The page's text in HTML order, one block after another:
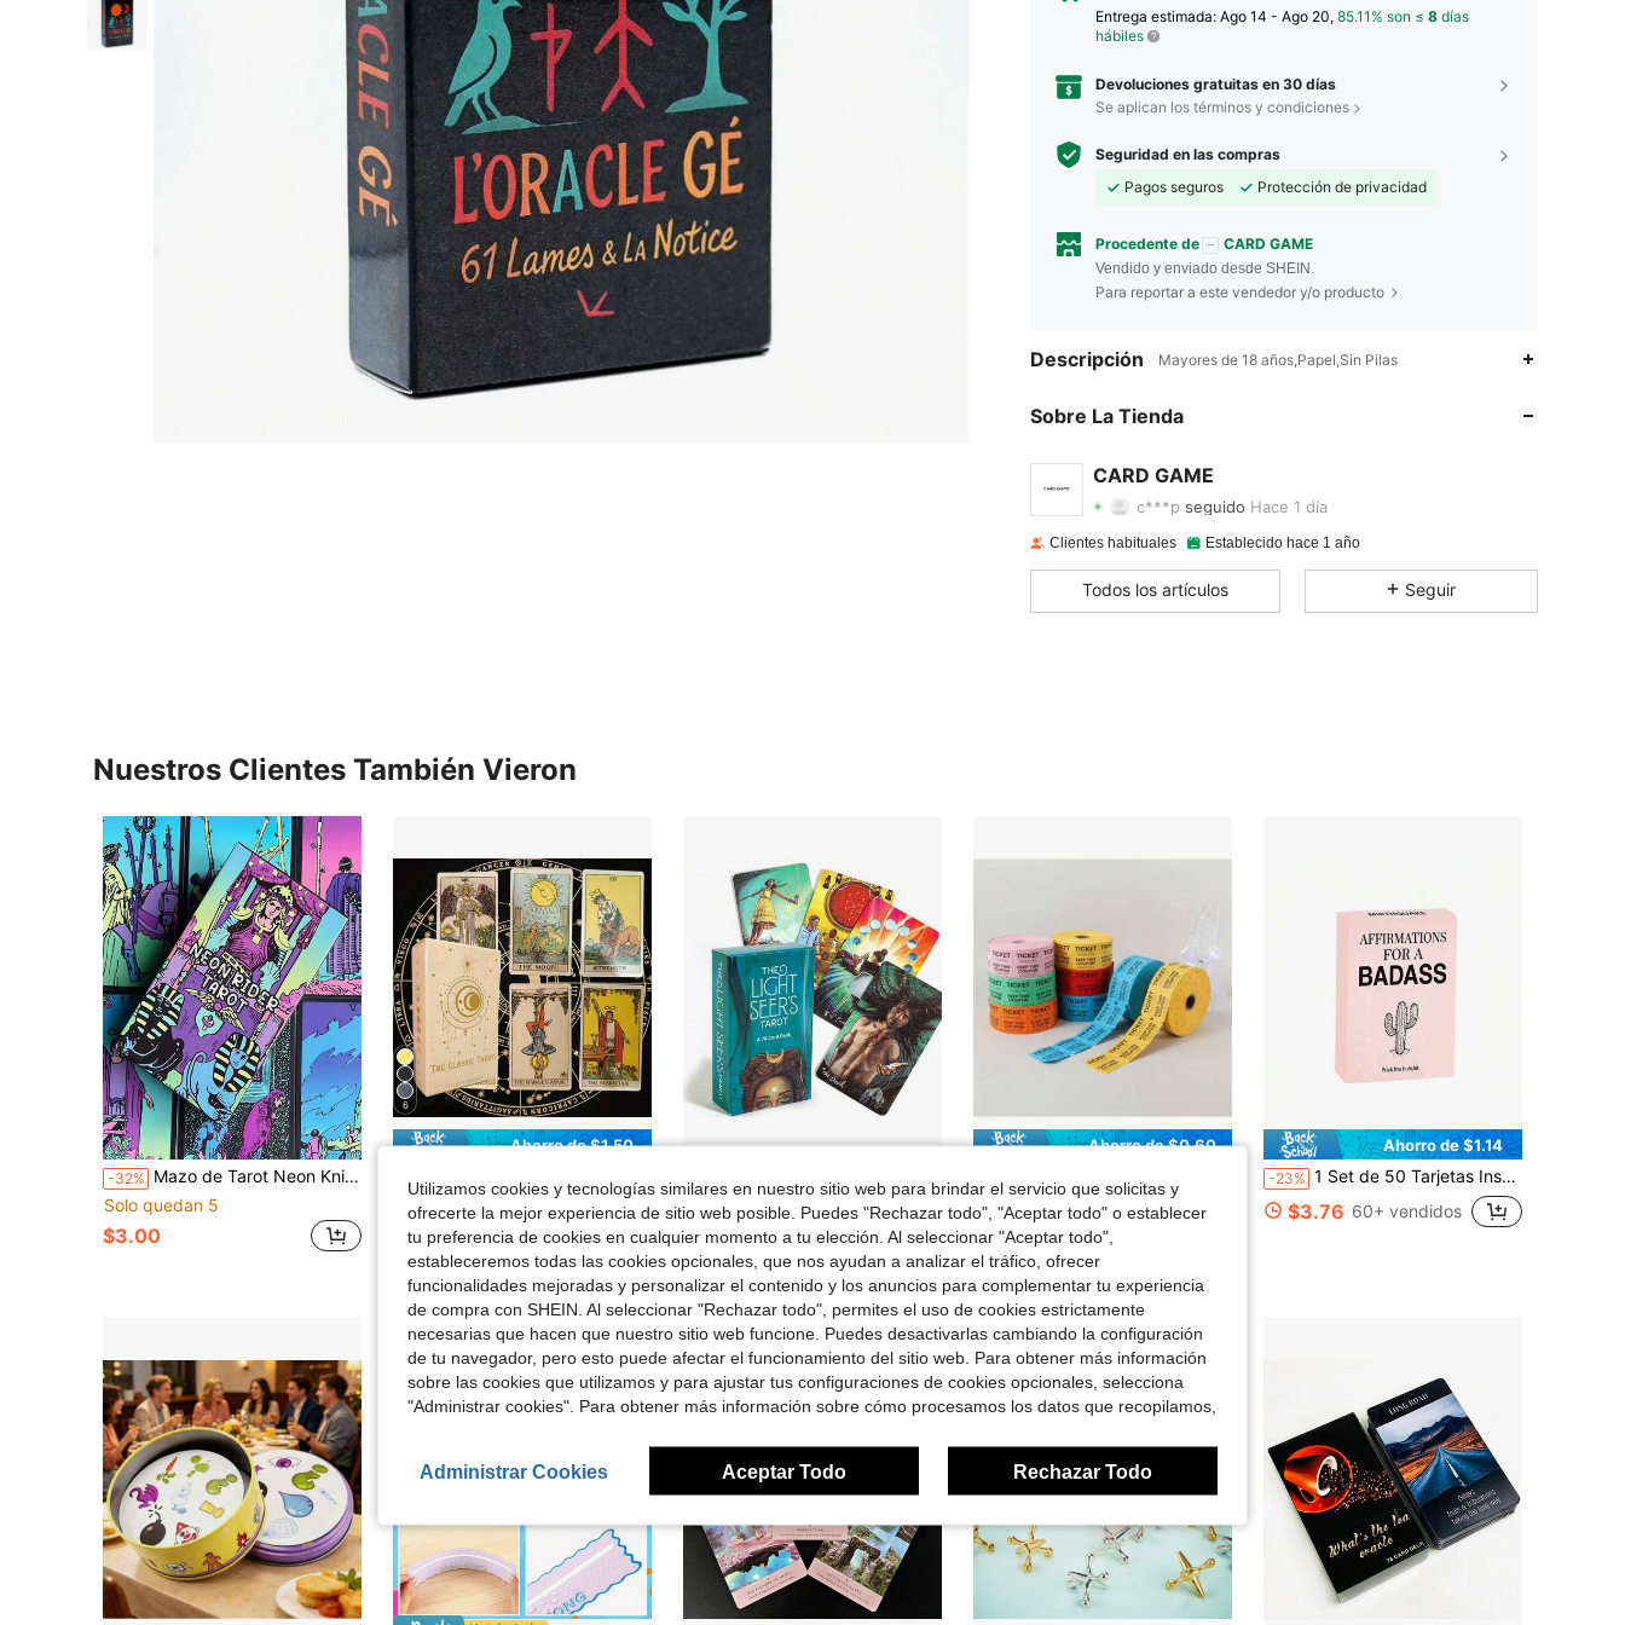
Entrega estimada: Ago 14 - Ago 20, 85.11% son ≤ 8 días
hábiles
Devoluciones gratuitas en 30 días
Se aplican los términos y condiciones
Seguridad en las compras
Pagos seguros
Protección de privacidad
Procedente de CARD GAME
Vendido y enviado desde SHEIN.
Para reportar a este vendedor y/o producto
Descripción Mayores de 18 años,Papel,Sin Pilas
Sobre La Tienda
CARD GAME
4.87 27 2.8K
4.87
4.87
c***p seguido Hace 1 día
4.87
Clientes habituales Establecido hace 1 año
Todos los artículos Seguir
Nuestros Clientes También Vieron
-32% Mazo de Tarot Neon Knight, 78 cartas, ideal para principiantes, un mazo de adivinación versátil - El regalo perfecto para Halloween, Año Nuevo y Navidad
Solo quedan 5
$3.00
6
Ahorro de $1.50
#1 Más vendidos en De vuelta a la escuela Juegos de cartas
$3.30 700+ vendidos
$4.00
Ahorro de $0.60
$3.40
Ahorro de $1.14
-23% 1 Set de 50 Tarjetas Inspiracionales y Motivacionales para Mujeres, de Uso Diario
$3.76 60+ vendidos
Utilizamos cookies y tecnologías similares en nuestro sitio web para brindar el servicio que solicitas y
ofrecerte la mejor experiencia de sitio web posible. Puedes "Rechazar todo", "Aceptar todo" o establecer
tu preferencia de cookies en cualquier momento a tu elección. Al seleccionar "Aceptar todo",
estableceremos todas las cookies opcionales, que nos ayudan a analizar el tráfico, ofrecer
funcionalidades mejoradas y personalizar el contenido y los anuncios para complementar tu experiencia
de compra con SHEIN. Al seleccionar "Rechazar todo", permites el uso de cookies estrictamente
necesarias que hacen que nuestro sitio web funcione. Puedes desactivarlas cambiando la configuración
de tu navegador, pero esto puede afectar el funcionamiento del sitio web. Para obtener más información
sobre las cookies que utilizamos y para ajustar tus configuraciones de cookies opcionales, selecciona
"Administrar cookies". Para obtener más información sobre cómo procesamos los datos que recopilamos,
Administrar Cookies Aceptar Todo Rechazar Todo